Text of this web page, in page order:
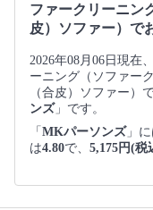
ファークリーニン
皮）ソファー）で
2026年08月06日現在
ーニング（ソファー
（合皮）ソファー）
ンズ」です。
「 MKパーソンズ」に
は4.80で、 5,175円(税